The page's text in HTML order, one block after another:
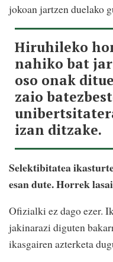
jokoan jartzen duelako
Hiruhileko
nahiko bat
oso onak
zaio
izan ditzake.
Selektibitatea
esan dute. Horrek
Ofizialki ez dago ezer.
jakinarazi diguten
ikasgairen azterketa